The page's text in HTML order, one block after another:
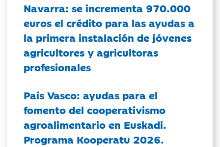
Navarra: se incrementa 970.000
euros el crédito para las ayudas a
la primera instalación de jóvenes
agricultores y agricultoras
profesionales
País Vasco: ayudas para el
fomento del cooperativismo
agroalimentario en Euskadi.
Programa Kooperatu 2026.